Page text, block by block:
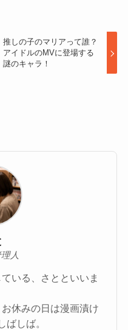
推しの子のマリアって誰？
アイドルのMVに登場する
謎のキャラ！
人
いる、さとといいま
休みの日は漫画漬け
ばしば。